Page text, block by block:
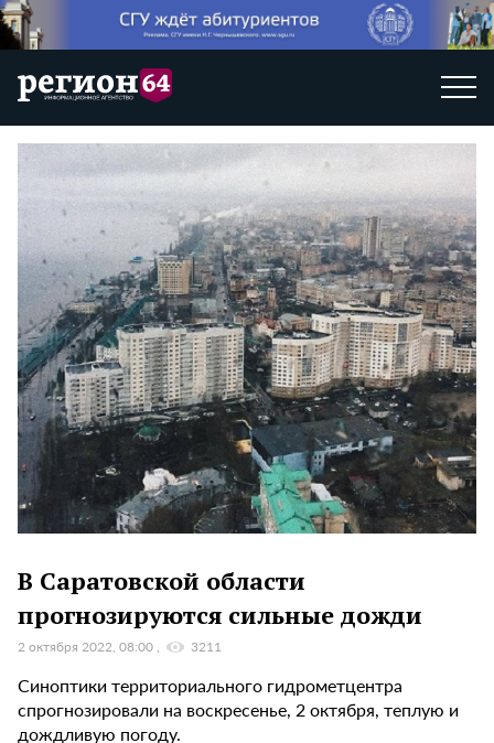
В Саратовской области
прогнозируются сильные дожди
2 октября 2022, 08:00 3211
Синоптики территориального гидрометцентра
спрогнозировали на воскресенье, 2 октября, теплую и
дождливую погоду.